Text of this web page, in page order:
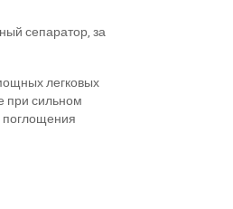
сепаратор, за
легковых
при сильном
поглощения